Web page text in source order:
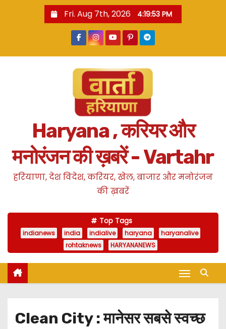
Fri. Aug 7th, 2026 4:19:54 PM
Haryana , करियर और
मनोरंजन की ख़बरें - Vartahr
हरियाणा, देश विदेश, करियर, खेल, बाजार और मनोरंजन
की ख़बरें
Top Tags
indianews india indialive haryana
haryanalive
rohtaknews
HARYANANEWS
Clean City : मानेसर सबसे स्वच्छ